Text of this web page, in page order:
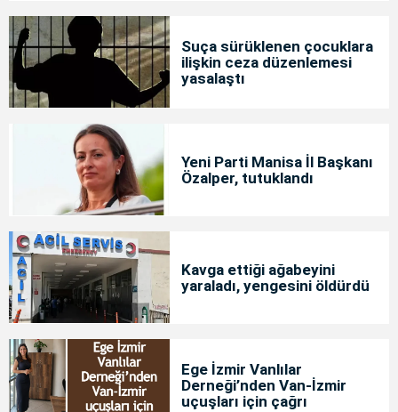
Suça sürüklenen çocuklara
ilişkin ceza düzenlemesi
yasalaştı
Yeni Parti Manisa İl Başkanı
Özalper, tutuklandı
Kavga ettiği ağabeyini
yaraladı, yengesini öldürdü
Ege İzmir Vanlılar
Derneği’nden Van-İzmir
uçuşları için çağrı